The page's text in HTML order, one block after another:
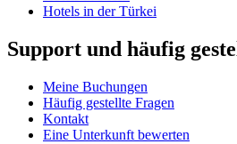
Hotels in der Türkei
Support und häufig
Meine Buchungen
Häufig gestellte Fragen
Kontakt
Eine Unterkunft bewerten